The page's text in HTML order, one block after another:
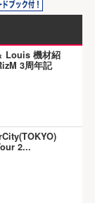
Louis 機材紹
3周年記
2...